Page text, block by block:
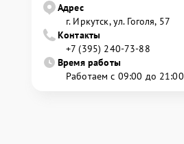
Адрес
г. Иркутск, ул. ​Гоголя, 57
Контакты
+7 (395) 240-73-88
Время работы
Работаем с 09:00 до 21:00